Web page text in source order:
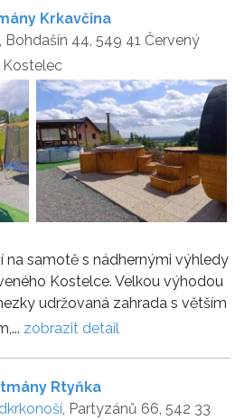
Krkavčina
, Bohdašín 44, 549 41 Červený
Kostelec
na samotě s nádhernými výhledy
Kostelce. Velkou výhodou
udržovaná zahrada s větším
zobrazit detail
Rtyňka
, Partyzánů 66, 542 33